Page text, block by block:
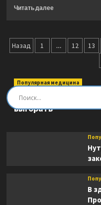
Читать далееПрочитать
Ждуны,
лгуны
только
Пагинация
Назад 1 … 12 13
Популярная медицина
Быть врачом. Как
выгорать
В